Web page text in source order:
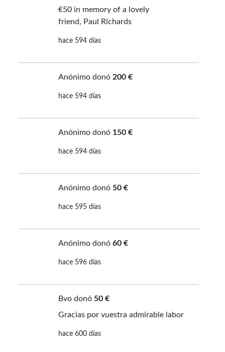
€50 in memory of a lovely
friend, Paul Richards
hace 594 días
Anónimo donó 200 €
hace 594 días
Anónimo donó 150 €
hace 594 días
Anónimo donó 50 €
hace 595 días
Anónimo donó 60 €
hace 596 días
Bvo donó 50 €
Gracias por vuestra admirable labor
hace 600 días